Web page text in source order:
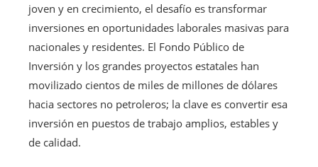
joven y en crecimiento, el desafío es transformar
inversiones en oportunidades laborales masivas para
nacionales y residentes. El Fondo Público de
Inversión y los grandes proyectos estatales han
movilizado cientos de miles de millones de dólares
hacia sectores no petroleros; la clave es convertir esa
inversión en puestos de trabajo amplios, estables y
de calidad.